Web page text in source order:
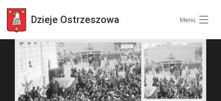
Dzieje Ostrzeszowa Menu
Wszystkie zdjęcia
Kategorie zdjęć
Zaloguj się